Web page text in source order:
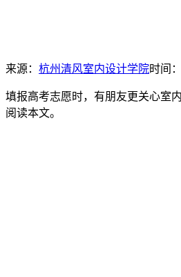
来源： 杭州清风室内设计学院时间
填报高考志愿时，有朋友更关心室
阅读本文。